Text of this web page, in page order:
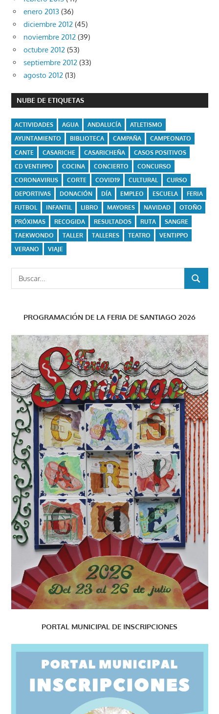
enero 2013 (36)
diciembre 2012 (45)
noviembre 2012 (39)
octubre 2012 (53)
septiembre 2012 (33)
agosto 2012 (13)
NUBE DE ETIQUETAS
ACTIVIDADES AGUA ANDALUCÍA
ATLETISMO
AYUNTAMIENTO
BIBLIOTECA CAMPAÑA
CAMPEONATO
CANTE
CASARICHE CASARICHEÑA
CASOS POSITIVOS
CD VENTIPPO
COCINA CONCIERTO
CONCURSO
CORONAVIRUS
CORTE COVID19 CULTURAL
CURSO
DEPORTIVAS
DONACIÓN DÍA EMPLEO ESCUELA
FERIA
FUTBOL
INFANTIL LIBRO MAYORES NAVIDAD
OTOÑO
PRÓXIMAS
RECOGIDA RESULTADOS RUTA
SANGRE
TAEKWONDO
TALLER TALLERES TEATRO
VENTIPPO
VERANO
VIAJE
Buscar:
BUSCAR
PROGRAMACIÓN DE LA FERIA DE SANTIAGO 2026
PORTAL MUNICIPAL DE INSCRIPCIONES